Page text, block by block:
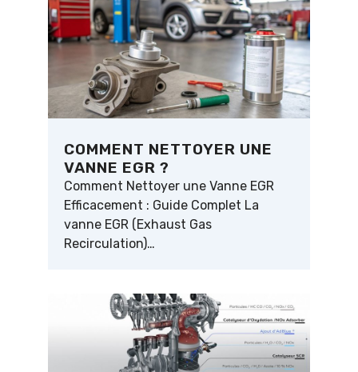
COMMENT NETTOYER UNE
VANNE EGR ?
Comment Nettoyer une Vanne EGR
Efficacement : Guide Complet La
vanne EGR (Exhaust Gas
Recirculation)…